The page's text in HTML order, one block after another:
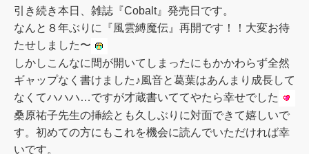
引き続き本日、雑誌『Cobalt』発売日です。
なんと８年ぶりに『風雲縛魔伝』再開です！！大変お待
たせしました〜
しかしこんなに間が開いてしまったにもかかわらず全然
ギャップなく書けました♪風音と葛葉はあんまり成長して
なくてハハハ…ですが才蔵書いててやたら幸せでした
桑原祐子先生の挿絵とも久しぶりに対面できて嬉しいで
す。初めての方にもこれを機会に読んでいただければ幸
いです。